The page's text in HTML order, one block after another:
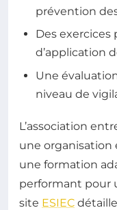
prévention
Des exercices
d’application
Une
niveau de
L’association
une organisation
une formation
performant pour
site ESIEC